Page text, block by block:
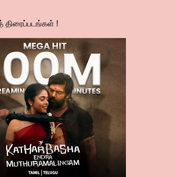
திரைப்படங்கள் !